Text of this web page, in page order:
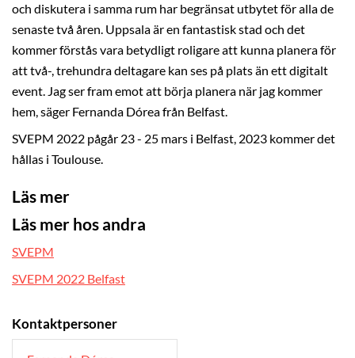
och diskutera i samma rum har begränsat utbytet för alla de
senaste två åren. Uppsala är en fantastisk stad och det
kommer förstås vara betydligt roligare att kunna planera för
att två-, trehundra deltagare kan ses på plats än ett digitalt
event. Jag ser fram emot att börja planera när jag kommer
hem, säger Fernanda Dórea från Belfast.
SVEPM 2022 pågår 23 - 25 mars i Belfast, 2023 kommer det
hållas i Toulouse.
Läs mer
Läs mer hos andra
SVEPM
SVEPM 2022 Belfast
Kontaktpersoner